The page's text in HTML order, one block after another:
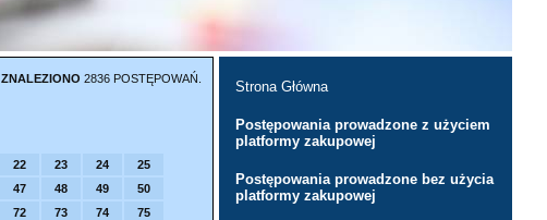
ZNALEZIONO 2836 POSTĘPOWAŃ.
22 23 24
25
47 48 49
50
72 73 74
75
Strona Główna
Postępowania prowadzone z użyciem
platformy zakupowej
Postępowania prowadzone bez użycia
platformy zakupowej